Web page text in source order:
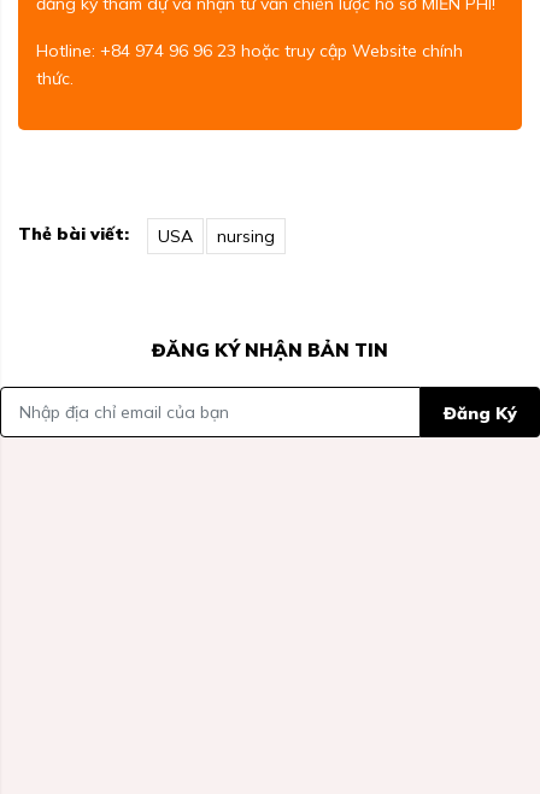
Hotline: +84 974 96 96 23 hoặc truy cập Website chính
thức.
Thẻ bài viết: USA nursing
ĐĂNG KÝ NHẬN BẢN TIN
Đăng Ký